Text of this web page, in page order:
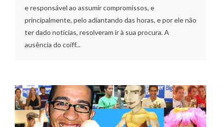
e responsável ao assumir compromissos, e
principalmente, pelo adiantando das horas, e por ele não
ter dado notícias, resolveram ir à sua procura. A
ausência do coiff...